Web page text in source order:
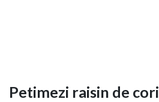
Petimezi raisin de